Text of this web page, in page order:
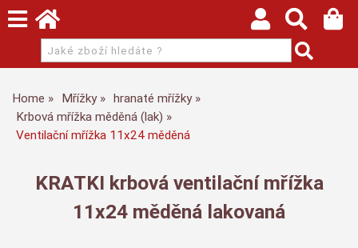
Home Mřížky
hranaté mřížky
Krbová mřížka měděná (lak)
Ventilační mřížka 11x24 měděná
KRATKI krbová ventilační mřížka
11x24 měděná lakovaná